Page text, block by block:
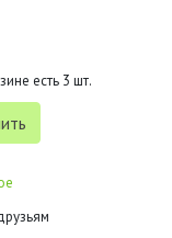
есть 3 шт.